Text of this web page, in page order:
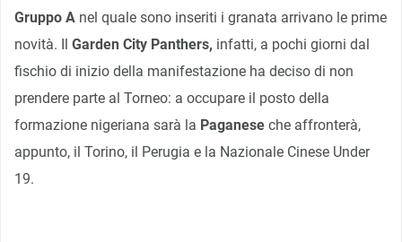
Gruppo A nel quale sono inseriti i granata arrivano le prime
novità. Il Garden City Panthers, infatti, a pochi giorni dal
fischio di inizio della manifestazione ha deciso di non
prendere parte al Torneo: a occupare il posto della
formazione nigeriana sarà la Paganese che affronterà,
appunto, il Torino, il Perugia e la Nazionale Cinese Under
19.